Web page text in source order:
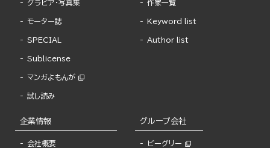
グラビア・写真集
モーター誌
SPECIAL
Sublicense
マンガよもんが
試し読み
作家一覧
Keyword list
Author list
企業情報
会社概要
グループ会社
ビーグリー